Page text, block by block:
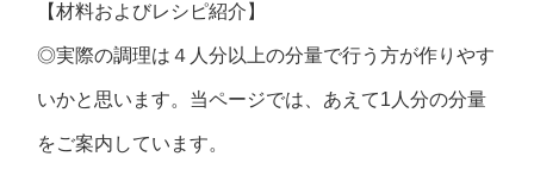
【材料およびレシピ紹介】
◎実際の調理は４人分以上の分量で行う方が作りやす
いかと思います。当ページでは、あえて1人分の分量
をご案内しています。